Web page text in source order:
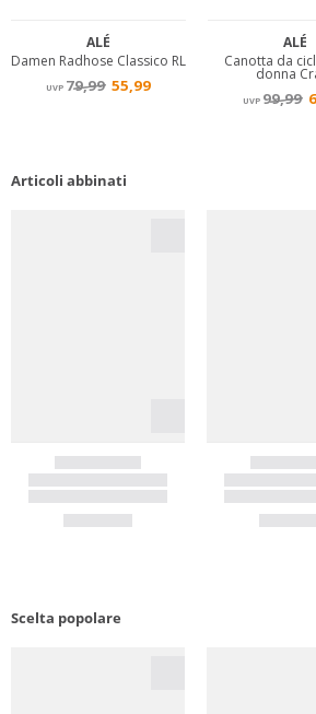
Articoli abbinati
Scelta popolare